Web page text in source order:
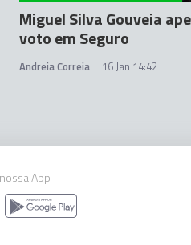
Miguel Silva Gouveia
voto em Seguro
Andreia Correia 16 Jan 14:42
App